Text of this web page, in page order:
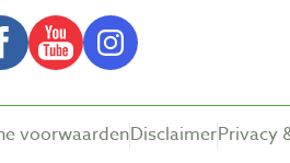
voorwaardenDisclaimerPrivacy